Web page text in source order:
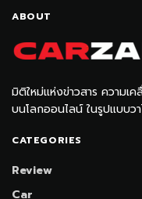
ABOUT
มิติใหม่แห่งข่าวสาร ความเ
บนโลกออนไลน์ ในรูปแบบว
CATEGORIES
Review
Car